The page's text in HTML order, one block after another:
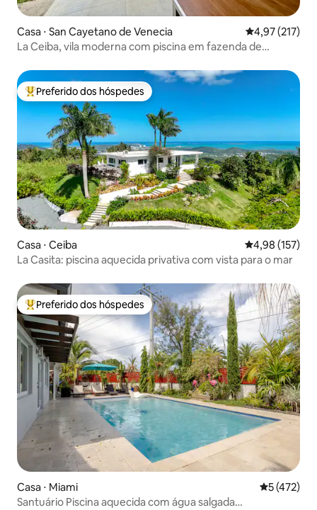
Casa ⋅ San Cayetano de Venecia 4,97 de uma
4,97 (217)
La Ceiba, vila moderna com piscina em fazenda de
Entre os melhores preferidos dos hóspedes
Preferido dos hóspedes
Casa ⋅ Ceiba 4,98 de uma
4,98 (157)
La Casita: piscina aquecida privativa com vista para o mar
Entre os melhores preferidos dos hóspedes
Preferido dos hóspedes
Casa ⋅ Miami 5 de uma
5 (472)
Santuário Piscina aquecida com água salgada